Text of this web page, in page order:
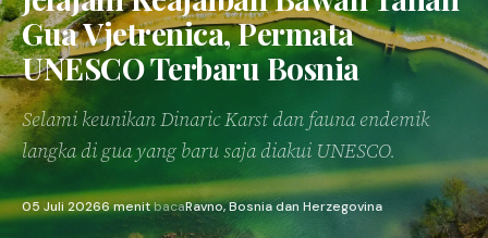
Gua Vjetrenica, Permata
UNESCO Terbaru Bosnia
Selami keunikan Dinaric Karst dan fauna endemik
langka di gua yang baru saja diakui UNESCO.
05 Juli 20266 menitbacaRavno, Bosnia dan Herzegovina